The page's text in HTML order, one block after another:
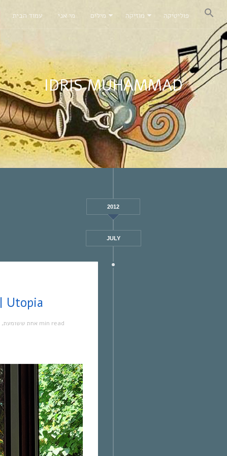
עמוד הבית מי אני מילים מוזיקה פוליטיקה
IDRIS MUHAMMAD
2012
JULY
אחת ששומעת #566 | 13/7/23 | Utopia
אחת ששומעת, 1 min read